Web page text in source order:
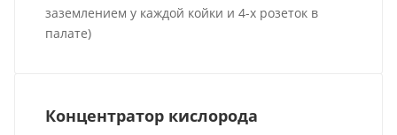
заземлением у каждой койки и 4-х розеток в
палате)
Концентратор кислорода